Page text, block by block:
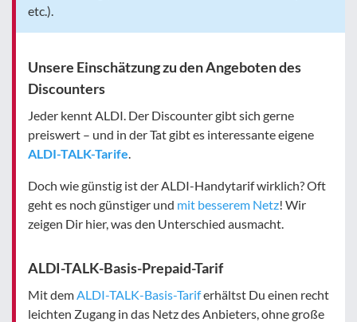
etc.).
Unsere Einschätzung zu den Angeboten des
Discounters
Jeder kennt ALDI. Der Discounter gibt sich gerne
preiswert – und in der Tat gibt es interessante eigene
ALDI-TALK-Tarife
Doch wie günstig ist der ALDI-Handytarif wirklich? Oft
geht es noch günstiger und mit besserem Netz! Wir
zeigen Dir hier, was den Unterschied ausmacht.
ALDI-TALK-Basis-Prepaid-Tarif
Mit dem ALDI-TALK-Basis-Tariferhältst Du einen recht
leichten Zugang in das Netz des Anbieters, ohne große